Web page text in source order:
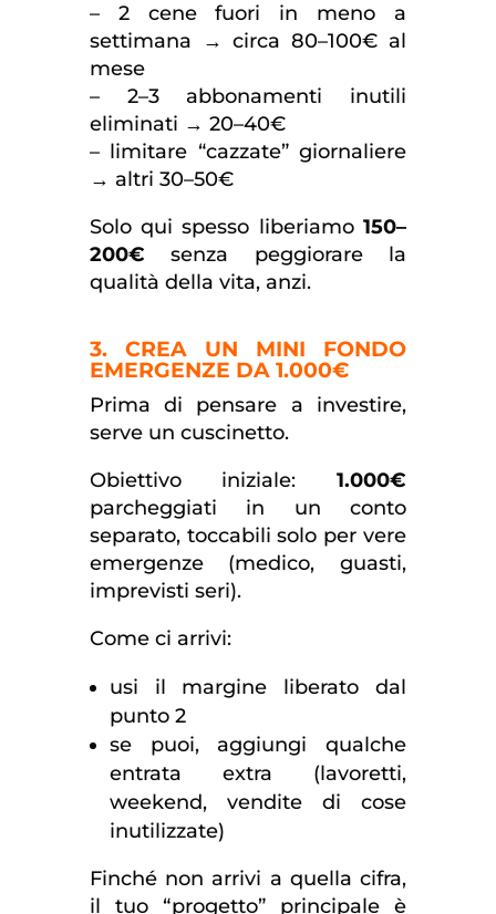
– 2 cene fuori in meno a
settimana → circa 80–100€ al
mese
– 2–3 abbonamenti inutili
eliminati → 20–40€
– limitare “cazzate” giornaliere
→ altri 30–50€
Solo qui spesso liberiamo150–
200€ senza peggiorare la
qualità della vita, anzi.
3. CREA UN MINI FONDO
EMERGENZE DA 1.000€
Prima di pensare a investire,
serve un cuscinetto.
Obiettivo iniziale:1.000€
parcheggiati in un conto
separato, toccabili solo per vere
emergenze (medico, guasti,
imprevisti seri).
Come ci arrivi:
usi il margine liberato dal
punto 2
se puoi, aggiungi qualche
entrata extra (lavoretti,
weekend, vendite di cose
inutilizzate)
Finché non arrivi a quella cifra,
il tuo “progetto” principale è